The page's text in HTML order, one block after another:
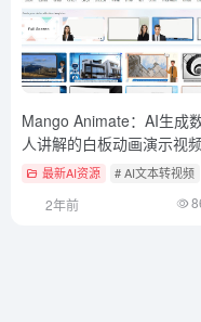
Mango Animate：AI生成
人讲解的白板动画演示视
最新AI资源 # AI文本转视频
2年前